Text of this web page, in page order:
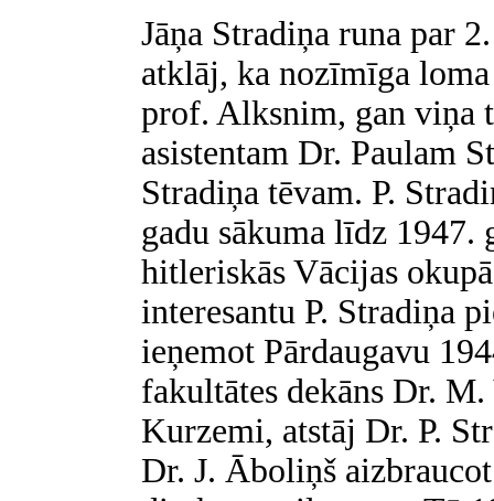
Jāņa Stradiņa runa par
atklāj, ka nozīmīga
prof. Alksnim, gan viņa
asistentam Dr. Paulam
Stradiņa tēvam. P.
gadu sākuma līdz 1947.
hitleriskās Vācijas
interesantu P. Stradiņa
ieņemot Pārdaugavu
fakultātes dekāns Dr.
Kurzemi, atstāj Dr. P.
Dr. J. Āboliņš